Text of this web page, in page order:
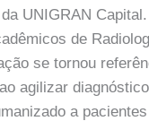
UNIGRAN
de
se tornou
agilizar
a